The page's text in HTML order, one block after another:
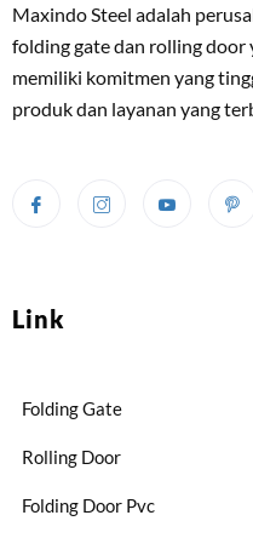
Maxindo Steel adalah
folding gate dan rolling door
memiliki komitmen yang
produk dan layanan yang
Link
Folding Gate
Rolling Door
Folding Door Pvc